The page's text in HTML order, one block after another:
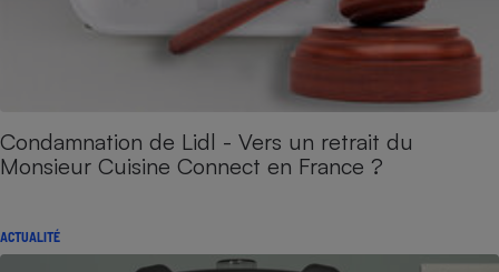
Condamnation de Lidl - Vers un retrait du
Monsieur Cuisine Connect en France ?
ACTUALITÉ